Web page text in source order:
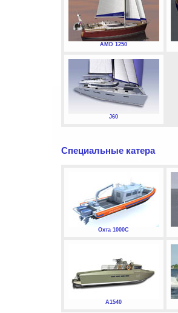
AMD 1250
J60
Специальные катера
Охта 1000С
А1540